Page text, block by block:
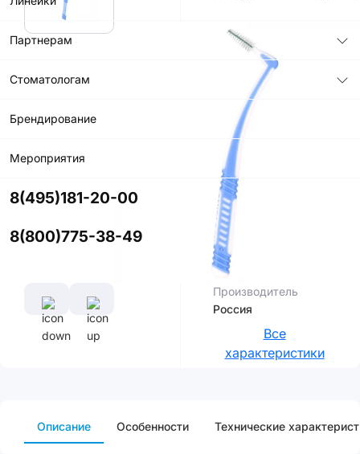
Партнерам
Стоматологам
Брендирование
Мероприятия
8(495)181-20-00
8(800)775-38-49
150р.
Купить в
приложении
со скидкой
Цвет
Характеристики
Производитель
Россия
Все
характеристики
Описание Особенности Технические